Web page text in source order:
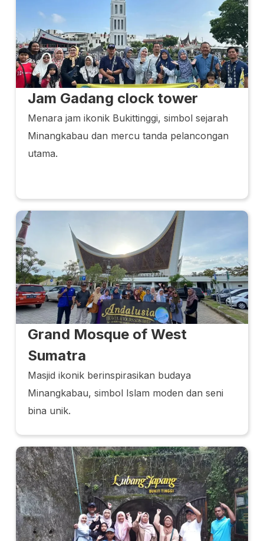
Jam Gadang clock tower
Menara jam ikonik Bukittinggi, simbol sejarah
Minangkabau dan mercu tanda pelancongan
utama.
Grand Mosque of West
Sumatra
Masjid ikonik berinspirasikan budaya
Minangkabau, simbol Islam moden dan seni
bina unik.